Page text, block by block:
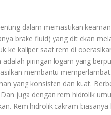
dalam memastikan
brake fluid) yang dit ekan
ke kaliper saat rem di
piringan logam yang
membantu
yang konsisten dan kuat.
juga dengan rem hidrolik
Rem hidrolik cakram